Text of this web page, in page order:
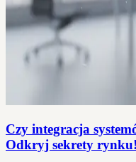
Czy integracja
Odkryj sekrety rynku!